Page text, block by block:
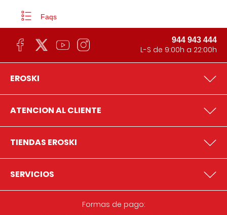
Faqs
944 943 444
L-S de 9:00h a 22:00h
EROSKI
ATENCION AL CLIENTE
TIENDAS EROSKI
SERVICIOS
Formas de pago: